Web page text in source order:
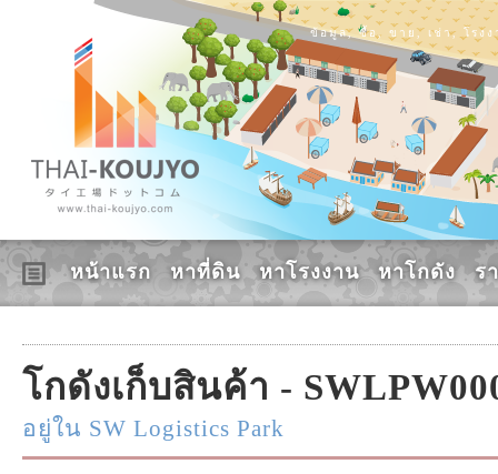
ข้อมูล, ซื้อ, ขาย, เช่า, โรง
หน้าแรก หาที่ดิน หาโรงงาน หาโกดัง ร
โกดังเก็บสินค้า -
อยู่ใน SW Logistics Park